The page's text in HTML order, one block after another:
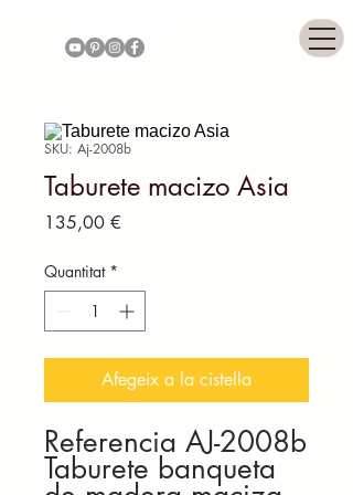
SKU: Aj-2008b
Taburete macizo Asia
135,00 €
Quantitat *
Afegeix a la cistella
Referencia AJ-2008b
Taburete banqueta